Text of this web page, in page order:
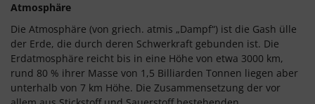
Atmosphäre
Die Atmosphäre (von griech. atmis „Dampf“) ist die Gash ülle
der Erde, die durch deren Schwerkraft gebunden ist. Die
Erdatmosphäre reicht bis in eine Höhe von etwa 3000 km,
rund 80 % ihrer Masse von 1,5 Billiarden Tonnen liegen aber
unterhalb von 7 km Höhe. Die Zusammensetzung der vor